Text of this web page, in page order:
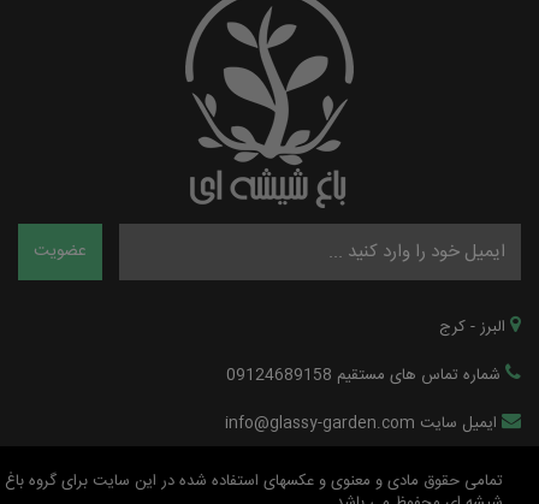
البرز - کرج
شماره تماس های مستقیم 09124689158
ایمیل سایت info@glassy-garden.com
تمامی حقوق مادی و معنوی و عکسهای استفاده شده در این سایت برای گروه باغ